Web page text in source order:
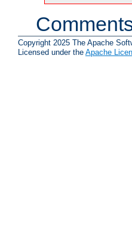
Copyright 2025 The Apache
Licensed under the Apache